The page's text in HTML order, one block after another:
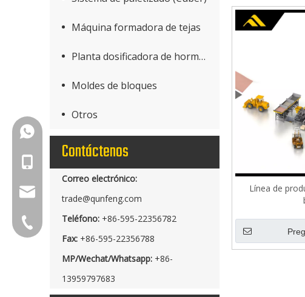
Máquina formadora de tejas
Planta dosificadora de hormigón
Moldes de bloques
Otros
Contáctenos
Correo electrónico:
trade@qunfeng.com
Teléfono: +86-595-22356782
Fax: +86-595-22356788
MP/Wechat/Whatsapp: +86-
13959797683
Línea de
+86-595 22356789